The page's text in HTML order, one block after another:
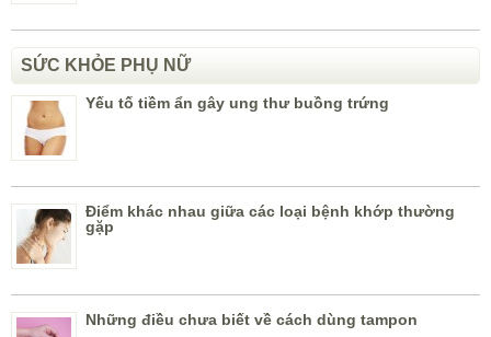
SỨC KHỎE PHỤ NỮ
Yếu tố tiềm ẩn gây ung thư buồng trứng
Điểm khác nhau giữa các loại bệnh khớp thường
gặp
Những điều chưa biết về cách dùng tampon